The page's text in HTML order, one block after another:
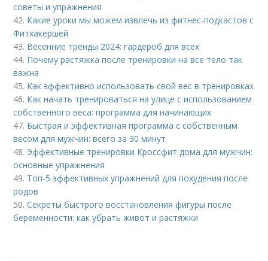
советы и упражнения
42. Какие уроки мы можем извлечь из фитнес-подкастов с
Фитхакершей
43. Весенние тренды 2024: гардероб для всех
44. Почему растяжка после тренировки на все тело так
важна
45. Как эффективно использовать свой вес в тренировках
46. Как начать тренироваться на улице с использованием
собственного веса: программа для начинающих
47. Быстрая и эффективная программа с собственным
весом для мужчин: всего за 30 минут
48. Эффективные тренировки Кроссфит дома для мужчин:
основные упражнения
49. Топ-5 эффективных упражнений для похудения после
родов
50.Секреты быстрого восстановления фигуры после
беременности: как убрать живот и растяжки